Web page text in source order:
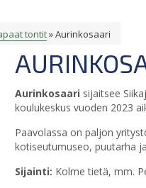
tontit Aurinkosaari
Aurinkosaari sijaitsee
koulukeskus vuoden 2023
Paavolassa on paljon
kotiseutumuseo, puutarha
Sijainti: Kolme tietä, mm.